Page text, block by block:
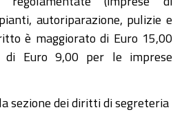
autoriparazione, pulizie e
è maggiorato di Euro 15,00
Euro 9,00 per le imprese
sezione dei diritti di segreteria